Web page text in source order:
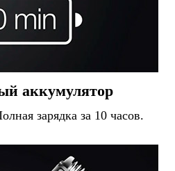
аккумулятор
зарядка за 10 часов.